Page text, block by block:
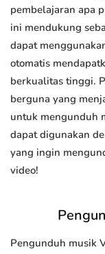
pembelajaran apa
ini mendukung
dapat
otomatis
berkualitas tinggi.
berguna yang
untuk mengunduh
dapat digunakan
yang ingin
video!
Pengunduh musik